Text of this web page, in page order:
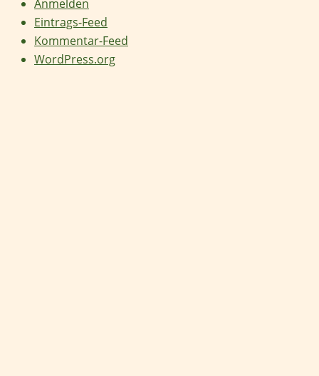
Anmelden
Eintrags-Feed
Kommentar-Feed
WordPress.org